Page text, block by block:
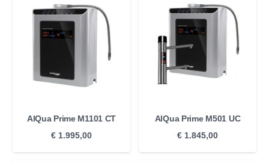
AlQua Prime M1101 CT
€ 1.995,00
AlQua Prime M501 UC
€ 1.845,00